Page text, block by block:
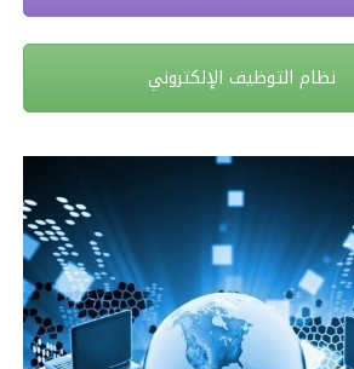
نظام التوظيف الإلكتروني